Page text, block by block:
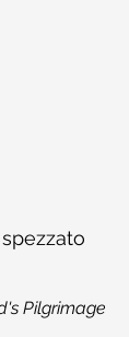
Pilgrimage